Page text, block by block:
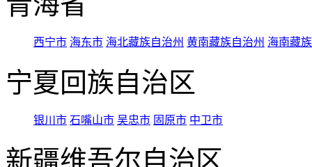
西宁市 海东市 海北藏族自治州 黄南藏族自治州 海南藏
宁夏回族自治区
银川市 石嘴山市 吴忠市 固原市 中卫市
新疆维吾尔自治区